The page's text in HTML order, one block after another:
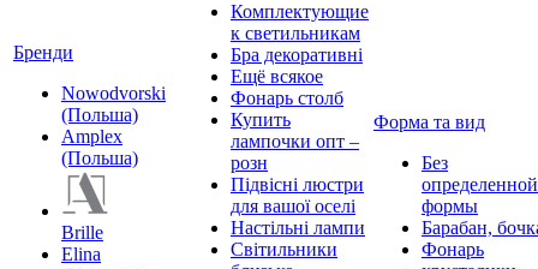
Бренди
Nowodvorski
(Польша)
Amplex
(Польша)
Brille
Elina
Комплектующие
к светильникам
Бра декоративні
Ещё всякое
Фонарь столб
Купить
лампочки опт –
розн
Підвісні люстри
для вашої оселі
Настільні лампи
Світильники
Форма та вид
Без
определенной
формы
Барабан,
Фонарь